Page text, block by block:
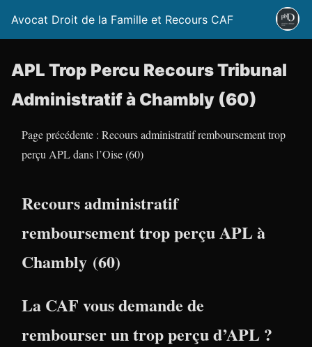
Avocat Droit de la Famille et Recours CAF
APL Trop Percu Recours Tribunal
Administratif à Chambly (60)
Page précédente : Recours administratif remboursement trop
perçu APL dans l’Oise (60)
Recours administratif
remboursement trop perçu APL à
Chambly (60)
La CAF vous demande de
rembourser un trop perçu d’APL ?